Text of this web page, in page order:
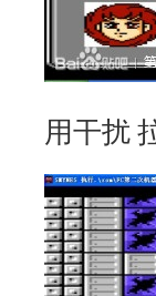
用干扰